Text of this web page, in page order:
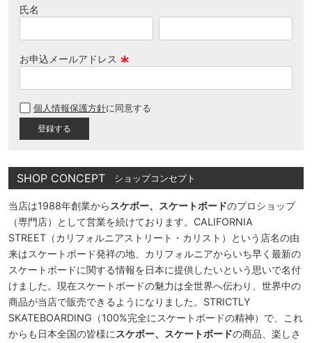
氏名
お申込メールアドレス
須
個人情報保護方針に同意する
SHOP CONCEPT ショップコンセプト
当店は1988年創業から スケボー、スケートボードのプロショップ
（専門店）として営業を続けております。CALIFORNIA
STREET（カリフォルニアストリート・カリスト）という店名の由
来はスケートボード発祥の地、カリフォルニアからいち早く最新の
スケートボードに関する情報を日本に提供したいという思いで名付
けました。現在スケートボードの魅力は全世界へ伝わり、世界中の
商品が当店で販売できるようになりました。STRICTLY
SKATEBOARDING（100%完全にスケートボードの精神）で、これ
からも日本全国の皆様に スケボー、スケートボードの商品、楽しさ